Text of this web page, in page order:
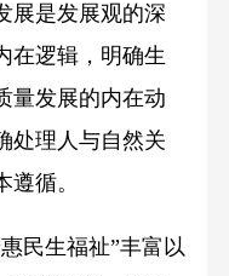
展是发展观的深
在逻辑，明确生
量发展的内在动
处理人与自然关
循。
民生福祉”丰富以